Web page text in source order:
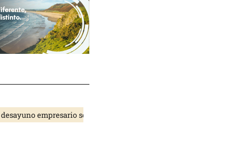
empresario sobre transición energética en Ciudad